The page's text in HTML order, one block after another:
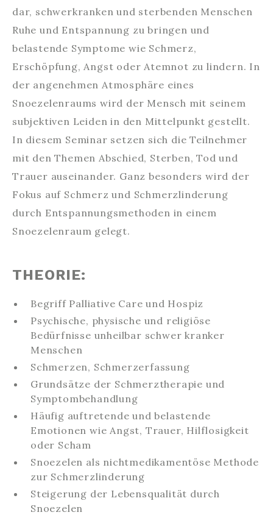
dar, schwerkranken und sterbenden Menschen
Ruhe und Entspannung zu bringen und
belastende Symptome wie Schmerz,
Erschöpfung, Angst oder Atemnot zu lindern. In
der angenehmen Atmosphäre eines
Snoezelenraums wird der Mensch mit seinem
subjektiven Leiden in den Mittelpunkt gestellt.
In diesem Seminar setzen sich die Teilnehmer
mit den Themen Abschied, Sterben, Tod und
Trauer auseinander. Ganz besonders wird der
Fokus auf Schmerz und Schmerzlinderung
durch Entspannungsmethoden in einem
Snoezelenraum gelegt.
THEORIE:
Begriff Palliative Care und Hospiz
Psychische, physische und religiöse
Bedürfnisse unheilbar schwer kranker
Menschen
Schmerzen, Schmerzerfassung
Grundsätze der Schmerztherapie und
Symptombehandlung
Häufig auftretende und belastende
Emotionen wie Angst, Trauer, Hilflosigkeit
oder Scham
Snoezelen als nichtmedikamentöse Methode
zur Schmerzlinderung
Steigerung der Lebensqualität durch
Snoezelen